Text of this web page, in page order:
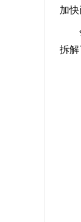
加
拆解